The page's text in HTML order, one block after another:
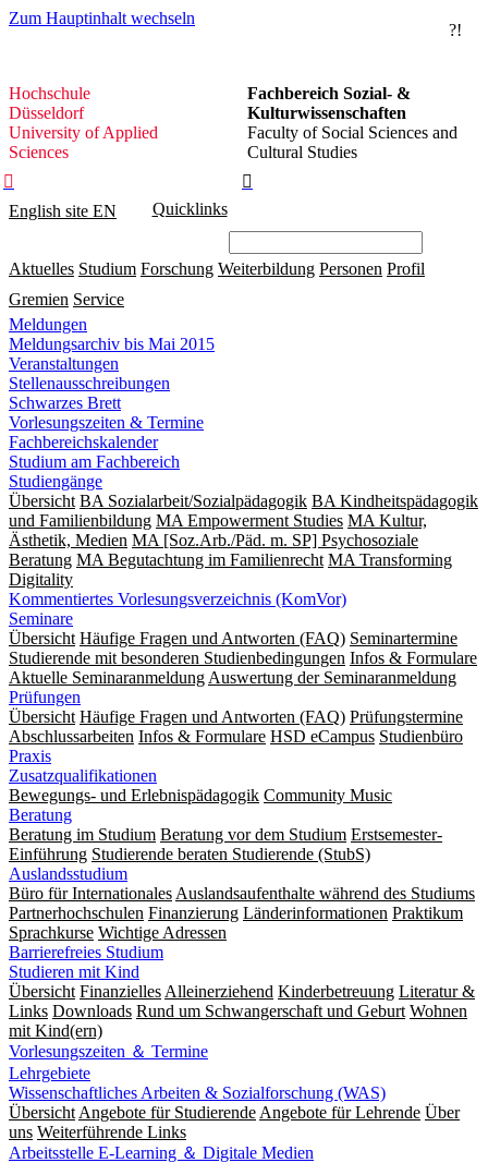
Zum Hauptinhalt wechseln
?!
Hochschule
Düsseldorf
Hochschule
Düsseldorf
University of Applied
Sciences
Fachbereich Sozial- &
Kulturwissenschaften
Faculty of Social Sciences and
Cultural Studies


English site EN Quicklinks
Aktuelles Studium Forschung Weiterbildung Personen Profil
Gremien Service
Meldungen
Meldungsarchiv bis Mai 2015
Veranstaltungen
Stellenausschreibungen
Schwarzes Brett
Vorlesungszeiten & Termine
Fachbereichskalender
Studium am Fachbereich
Studiengänge
Übersicht BA Sozialarbeit/Sozialpädagogik BA Kindheitspädagogik
und Familienbildung MA Empowerment Studies MA Kultur,
Ästhetik, Medien MA [Soz.Arb./Päd. m. SP] Psychosoziale
Beratung MA Begut­ach­tung im Fami­lien­recht MA Transforming
Digitality
Kommentiertes Vorlesungsverzeichnis (KomVor)
Seminare
Übersicht Häufige Fragen und Antworten (FAQ) Seminartermine
Studierende mit besonderen Studienbedingungen Infos & Formulare
Aktuelle Seminaranmeldung Auswertung der Seminaranmeldung
Prüfungen
Übersicht Häufige Fragen und Antworten (FAQ) Prüfungstermine
Abschlussarbeiten Infos & Formulare HSD eCampus Studienbüro
Praxis
Zusatzqualifikationen
Bewegungs- und Erlebnispädagogik Community Music
Beratung
Beratung im Studium Beratung vor dem Studium Erstsemester-
Einführung Studierende beraten Studierende (StubS)
Auslandsstudium
Büro für Internationales Auslandsaufenthalte während des Studiums
Partnerhochschulen Finanzierung Länderinformationen Praktikum
Sprachkurse Wichtige Adressen
Barrierefreies Studium
Studieren mit Kind
Übersicht Finanzielles Alleinerziehend Kinderbetreuung Literatur &
Links Downloads Rund um Schwangerschaft und Geburt Wohnen
mit Kind(ern)
Vorlesungszeiten ＆ Termine
Lehrgebiete
Wissenschaftliches Arbeiten & Sozialforschung (WAS)
Übersicht Angebote für Studierende Angebote für Lehrende Über
uns Weiterführende Links
Arbeitsstelle E-Learning ＆ Digitale Medien